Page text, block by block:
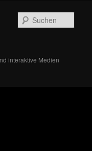
interaktive Medien